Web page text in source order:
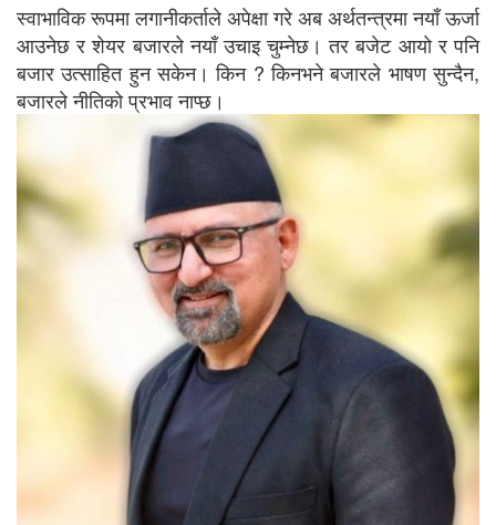
स्वाभाविक रूपमा लगानीकर्ताले अपेक्षा गरे अब अर्थतन्त्रमा नयाँ ऊर्जा
आउनेछ र शेयर बजारले नयाँ उचाइ चुम्नेछ। तर बजेट आयो र पनि
बजार उत्साहित हुन सकेन। किन ? किनभने बजारले भाषण सुन्दैन,
बजारले नीतिको प्रभाव नाप्छ।